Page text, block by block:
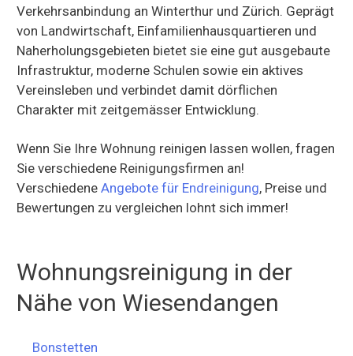
Verkehrsanbindung an Winterthur und Zürich. Geprägt
von Landwirtschaft, Einfamilienhausquartieren und
Naherholungsgebieten bietet sie eine gut ausgebaute
Infrastruktur, moderne Schulen sowie ein aktives
Vereinsleben und verbindet damit dörflichen
Charakter mit zeitgemässer Entwicklung.
Wenn Sie Ihre Wohnung reinigen lassen wollen, fragen
Sie verschiedene Reinigungsfirmen an!
Verschiedene Angebote für Endreinigung, Preise und
Bewertungen zu vergleichen lohnt sich immer!
Wohnungsreinigung in der
Nähe von Wiesendangen
Bonstetten